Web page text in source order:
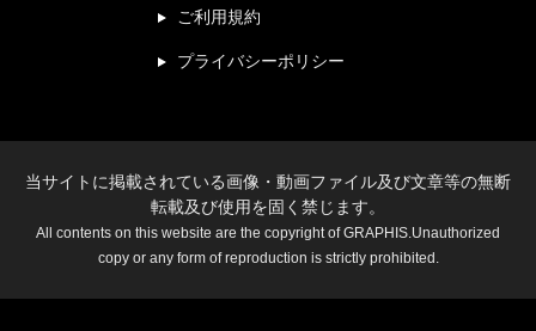
ご利用規約
プライバシーポリシー
当サイトに掲載されている画像・動画ファイル及び文章等の無断
転載及び使用を固く禁じます。
All contents on this website are the copyright of GRAPHIS.Unauthorized
copy or any form of reproduction is strictly prohibited.